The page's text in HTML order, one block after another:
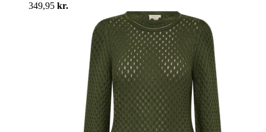
Mulighederne
kan
vælges
på
varesiden
349,95 kr.